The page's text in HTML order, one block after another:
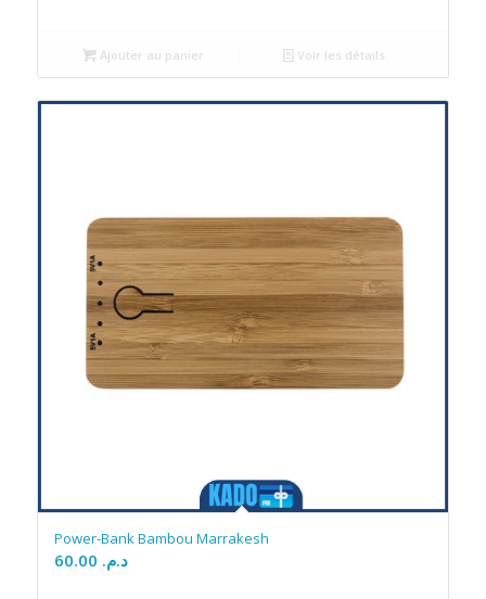
Ajouter au panier Voir les détails
Power-Bank Bambou Marrakesh
د.م.